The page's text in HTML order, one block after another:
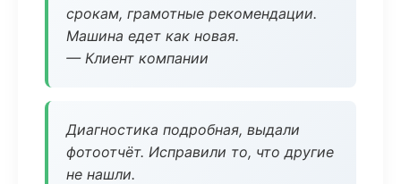
срокам, грамотные рекомендации.
Машина едет как новая.
— Клиент компании
Диагностика подробная, выдали
фотоотчёт. Исправили то, что другие
не нашли.